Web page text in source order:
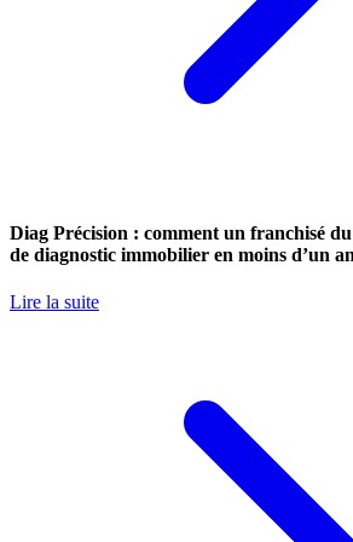
Diag Précision : comment un franchisé
de diagnostic immobilier en moins d’un an
Lire la suite